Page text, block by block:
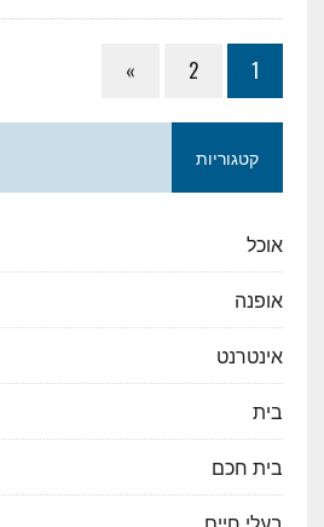
1
2
»
קטגוריות
אוכל
אופנה
אינטרנט
בית
בית חכם